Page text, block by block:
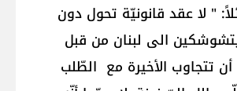
" لا عقد قانونيّة تحول دون
الى لبنان من قبل
أن تتجاوب الأخيرة مع الطّلب